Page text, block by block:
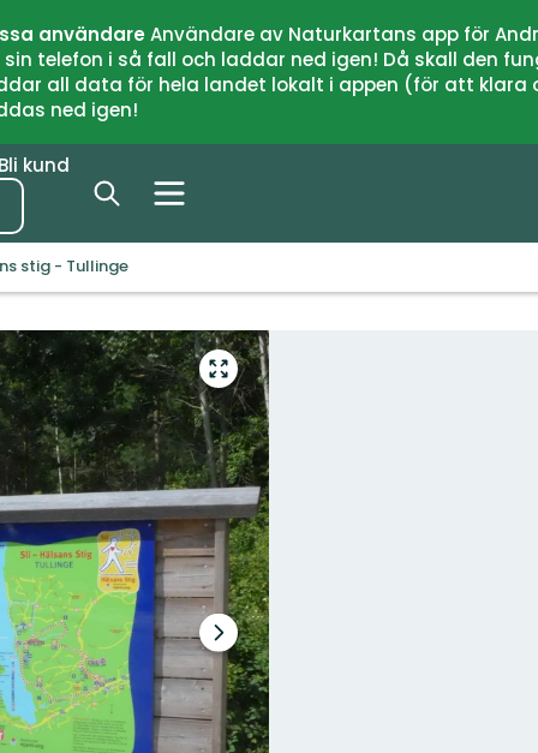
användareAnvändare av Naturkartans app för
telefon i så fall och laddar ned igen! Då skall den
all data för hela landet lokalt i appen (för att
ned igen!
Bli kund
stig - Tullinge
Gå
till
helskärmsläge
Nästa
bildspel